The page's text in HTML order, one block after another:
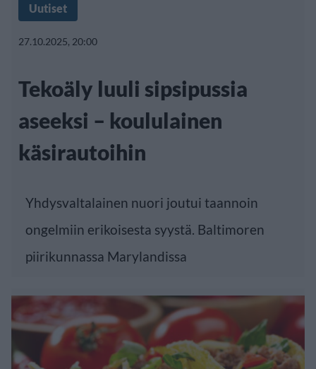
Uutiset
27.10.2025, 20:00
Tekoäly luuli sipsipussia
aseeksi – koululainen
käsirautoihin
Yhdysvaltalainen nuori joutui taannoin
ongelmiin erikoisesta syystä. Baltimoren
piirikunnassa Marylandissa